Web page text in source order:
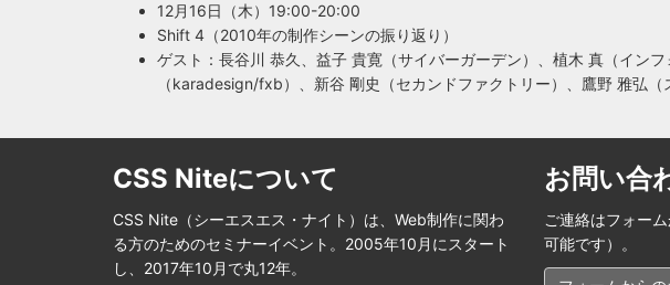
12月16日（木）19:00-20:00
Shift 4（2010年の制作シーンの振り返り）
ゲスト：長谷川 恭久、益子 貴寛（サイバーガーデン）、植木 真（イン
（karadesign/fxb）、新谷 剛史（セカンドファクトリー）、鷹野 雅弘（
CSS Niteについて
CSS Nite（シーエスエス・ナイト）は、Web制作に関わ
る方のためのセミナーイベント。2005年10月にスタート
し、2017年10月で丸12年。
お問い合
ご連絡はフォー
可能です）。